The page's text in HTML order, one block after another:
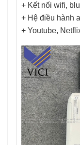
+ Kết nối wifi,
+ Hệ điều hành
+ Youtube,